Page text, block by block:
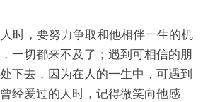
时，要努力争取和他相伴一生的机
一切都来不及了；遇到可相信的朋
下去，因为在人的一生中，可遇到
经爱过的人时，记得微笑向他感